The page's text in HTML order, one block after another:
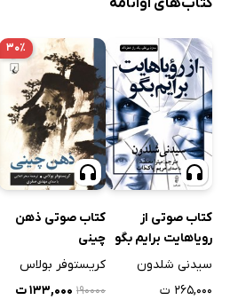
کتاب صوتی از
رویاهایت برایم بگو
سیدنی شلدون
۲۶۵,۰۰۰ ت
۳۰٪
کتاب صوتی ذهن
چینی
کریستوفر بولاس
۱۹۰۰۰۰ ۱۳۳,۰۰۰ ت